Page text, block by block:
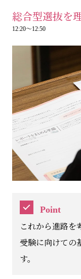
総合型選抜を
12:20～12:50
Point
これから進路を
受験に向けての
す。